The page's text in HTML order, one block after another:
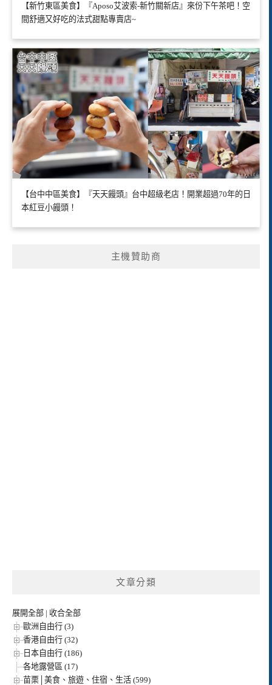
【新竹東區美食】『Aposo艾波索-新竹關新店』來份下午茶吧！空
間舒適又好吃的法式甜點專賣店~
【台中中區美食】『天天饅頭』台中超級老店！開業超過70年的日
本紅豆小饅頭！
主機贊助商
文章分類
展開全部 | 收合全部
歐洲自由行 (3)
香港自由行 (32)
日本自由行 (186)
各地露營區 (17)
苗栗│美食、旅遊、住宿、生活 (599)